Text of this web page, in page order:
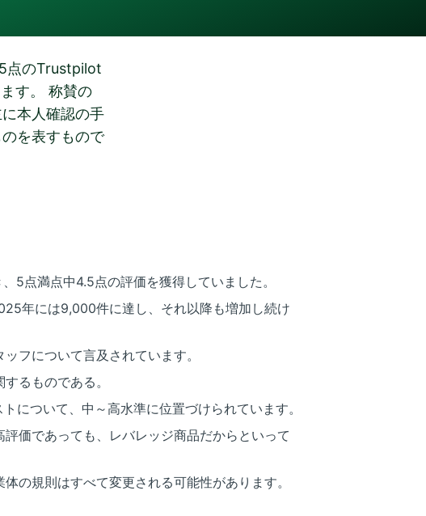
点のTrustpilot
す。 称賛の
本人確認の手
を表すもので
5点満点中4.5点の評価を獲得していました。
年には9,000件に達し、それ以降も増加し続け
フについて言及されています。
るものである。
について、中～高水準に位置づけられています。
価であっても、レバレッジ商品だからといって
の規則はすべて変更される可能性があります。